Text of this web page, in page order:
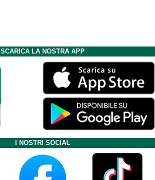
SCARICA LA NOSTRA APP
I NOSTRI SOCIAL